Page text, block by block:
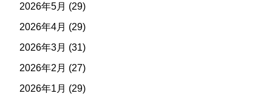
2026年5月 (29)
2026年4月 (29)
2026年3月 (31)
2026年2月 (27)
2026年1月 (29)